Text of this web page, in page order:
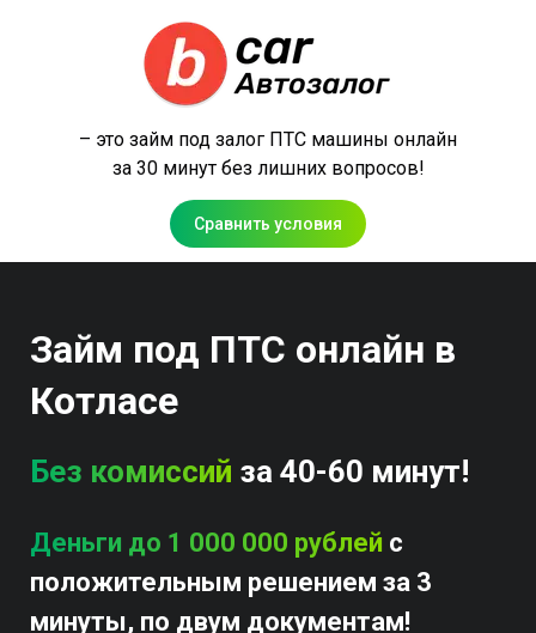
– это займ под залог ПТС машины онлайн
за 30 минут без лишних вопросов!
Сравнить условия
Займ под ПТС онлайн в
Котласе
Без комиссий за 40-60 минут!
Деньги до 1 000 000 рублей с
положительным решением за 3
минуты, по двум документам!